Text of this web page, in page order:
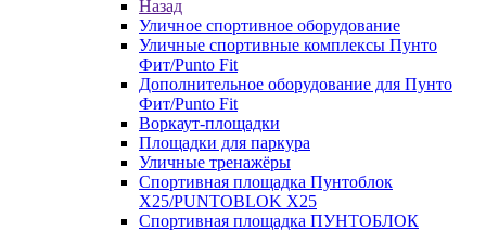
Назад
Уличное спортивное оборудование
Уличные спортивные комплексы Пунто
Фит/Punto Fit
Дополнительное оборудование для Пунто
Фит/Punto Fit
Воркаут-площадки
Площадки для паркура
Уличные тренажёры
Спортивная площадка Пунтоблок
Х25/PUNTOBLOK X25
Спортивная площадка ПУНТОБЛОК